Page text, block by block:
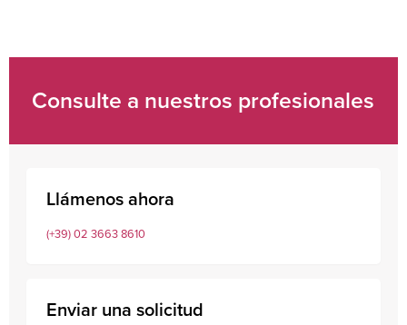
Consulte a nuestros profesionales
Llámenos ahora
(+39) 02 3663 8610
Enviar una solicitud